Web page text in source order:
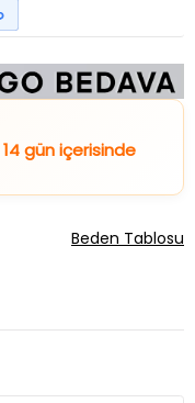
14 gün içerisinde
Beden Tablosu